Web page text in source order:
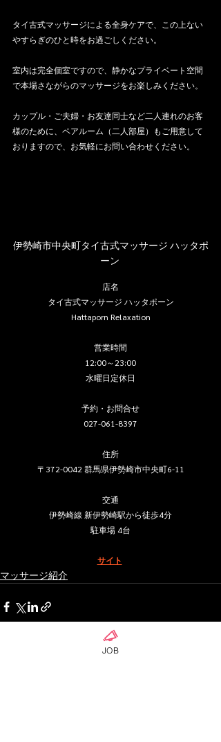
タイ古式マッサージによる全身ケアで、この上ない
やすらぎのひと時をお過ごしください。
室内は完全個室ですので、静かなプライベート空間
で本場さながらのマッサージをお楽しみください。
カップル・ご夫婦・お友達同士など二人連れのお客
様のために、ペアルーム（二人部屋）もご用意して
おりますので、お気軽にお問い合わせください。
伊勢崎市中央町タイ古式マッサージ ハッタポ
ーン
店名
タイ古式マッサージ ハッタポーン
Hattaporn Relaxation
営業時間
12:00～23:00
水曜日定休日
予約・お問合せ
027-061-8397
住所
〒372-0042 群馬県伊勢崎市中央町6-11
交通
伊勢崎線 新伊勢崎駅から徒歩4分
駐車場 4台
サイト
マッサージ紹介
JOB